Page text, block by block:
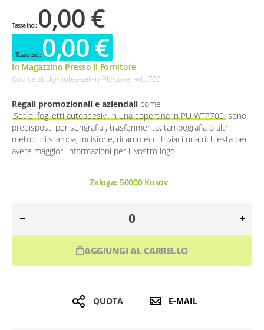
0,00 €
0,00 €
In Magazzino Presso Il Fornitore
Codice sticky-notes-set-in-PU-cover-wtp700
Regali promozionali e aziendali come
Set di foglietti autoadesivi in una copertina in PU WTP700 sono
predisposti per serigrafia , trasferimento, tampografia o altri
metodi di stampa, incisione, ricamo ecc. Inviaci una richiesta per
avere maggiori informazioni per il vostro logo!
Zaloga: 50000Kosov
AGGIUNGI AL CARRELLO
QUOTA E-MAIL